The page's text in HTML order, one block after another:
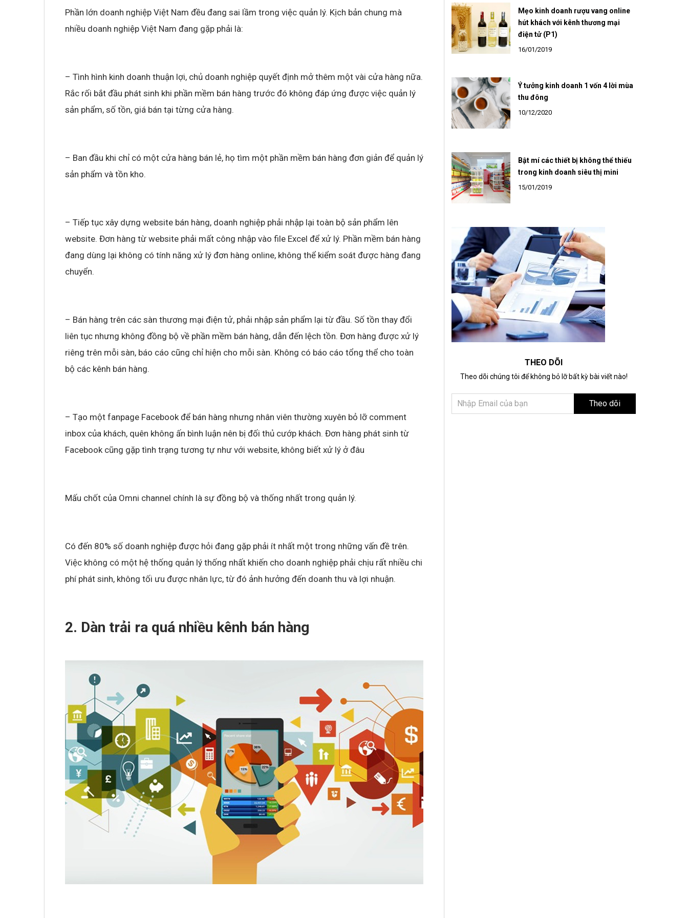
Phần lớn doanh nghiệp Việt Nam đều đang sai lầm trong việc quản lý. Kịch bản chung mà
nhiều doanh nghiệp Việt Nam đang gặp phải là:
– Tình hình kinh doanh thuận lợi, chủ doanh nghiệp quyết định mở thêm một vài cửa hàng nữa.
Rắc rối bắt đầu phát sinh khi phần mềm bán hàng trước đó không đáp ứng được việc quản lý
sản phẩm, số tồn, giá bán tại từng cửa hàng.
– Ban đầu khi chỉ có một cửa hàng bán lẻ, họ tìm một phần mềm bán hàng đơn giản để quản lý
sản phẩm và tồn kho.
– Tiếp tục xây dựng website bán hàng, doanh nghiệp phải nhập lại toàn bộ sản phẩm lên
website. Đơn hàng từ website phải mất công nhập vào file Excel để xử lý. Phần mềm bán hàng
đang dùng lại không có tính năng xử lý đơn hàng online, không thể kiểm soát được hàng đang
chuyển.
– Bán hàng trên các sàn thương mại điện tử, phải nhập sản phẩm lại từ đầu. Số tồn thay đổi
liên tục nhưng không đồng bộ về phần mềm bán hàng, dẫn đến lệch tồn. Đơn hàng được xử lý
riêng trên mỗi sàn, báo cáo cũng chỉ hiện cho mỗi sàn. Không có báo cáo tổng thể cho toàn
bộ các kênh bán hàng.
– Tạo một fanpage Facebook để bán hàng nhưng nhân viên thường xuyên bỏ lỡ comment
inbox của khách, quên không ấn bình luận nên bị đối thủ cướp khách. Đơn hàng phát sinh từ
Facebook cũng gặp tình trạng tương tự như với website, không biết xử lý ở đâu
Mấu chốt của Omni channel chính là sự đồng bộ và thống nhất trong quản lý.
Có đến 80% số doanh nghiệp được hỏi đang gặp phải ít nhất một trong những vấn đề trên.
Việc không có một hệ thống quản lý thống nhất khiến cho doanh nghiệp phải chịu rất nhiều chi
phí phát sinh, không tối ưu được nhân lực, từ đó ảnh hưởng đến doanh thu và lợi nhuận.
2. Dàn trải ra quá nhiều kênh bán hàng
Mẹo kinh doanh rượu vang online
hút khách với kênh thương mại
Ý tưởng kinh doanh 1 vốn 4 lời mùa
Bật mí các thiết bị không thể thiếu
THEO DÕI
Theo dõi